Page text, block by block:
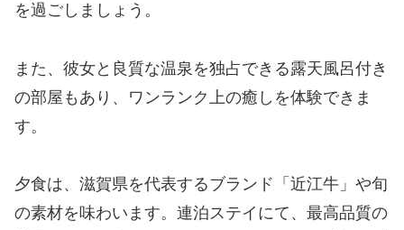
を過ごしましょう。
また、彼女と良質な温泉を独占できる露天風呂付き
の部屋もあり、ワンランク上の癒しを体験できま
す。
夕食は、滋賀県を代表するブランド「近江牛」や旬
の素材を味わいます。連泊ステイにて、最高品質の